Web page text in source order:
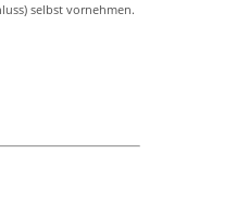
selbst vornehmen.